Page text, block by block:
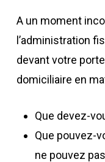
A un moment
l’administration
devant votre
domiciliaire en
Que devez-
Que pouvez-
ne pouvez